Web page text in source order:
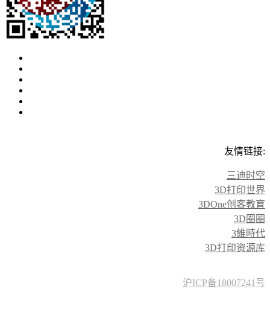
友情链接:
三迪时空
3D打印世界
3DOne创客教育
3D圈圈
3維時代
3D打印资源库
沪ICP备18007241号